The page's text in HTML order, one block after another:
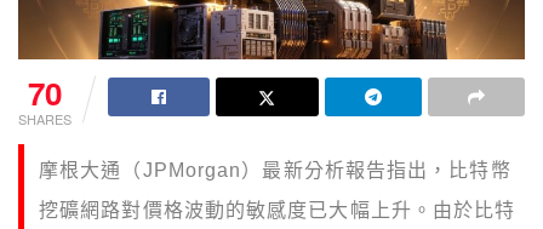
70
SHARES
摩根大通（JPMorgan）最新分析報告指出，比特幣
挖礦網路對價格波動的敏感度已大幅上升。由於比特